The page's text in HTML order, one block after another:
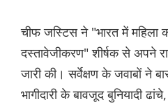
चीफ जस्टिस ने "भारत में महिला
दस्तावेजीकरण" शीर्षक से अपने
जारी की। सर्वेक्षण के जवाबों ने
भागीदारी के बावजूद बुनियादी